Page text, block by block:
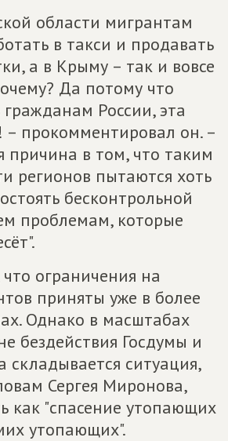
области мигрантам
в такси и продавать
а в Крыму – так и вовсе
Да потому что
гражданам России, эта
– прокомментировал он. –
причина в том, что таким
регионов пытаются хоть
бесконтрольной
проблемам, которые
ограничения на
приняты уже в более
Однако в масштабах
бездействия Госдумы и
складывается ситуация,
Сергея Миронова,
как "спасение утопающих
утопающих".